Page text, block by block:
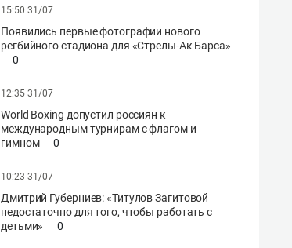
15:50 31/07
Появились первые фотографии нового
регбийного стадиона для «Стрелы-Ак Барса»
0
12:35 31/07
World Boxing допустил россиян к
международным турнирам с флагом и
гимном
0
10:23 31/07
Дмитрий Губерниев: «Титулов Загитовой
недостаточно для того, чтобы работать с
детьми»
0